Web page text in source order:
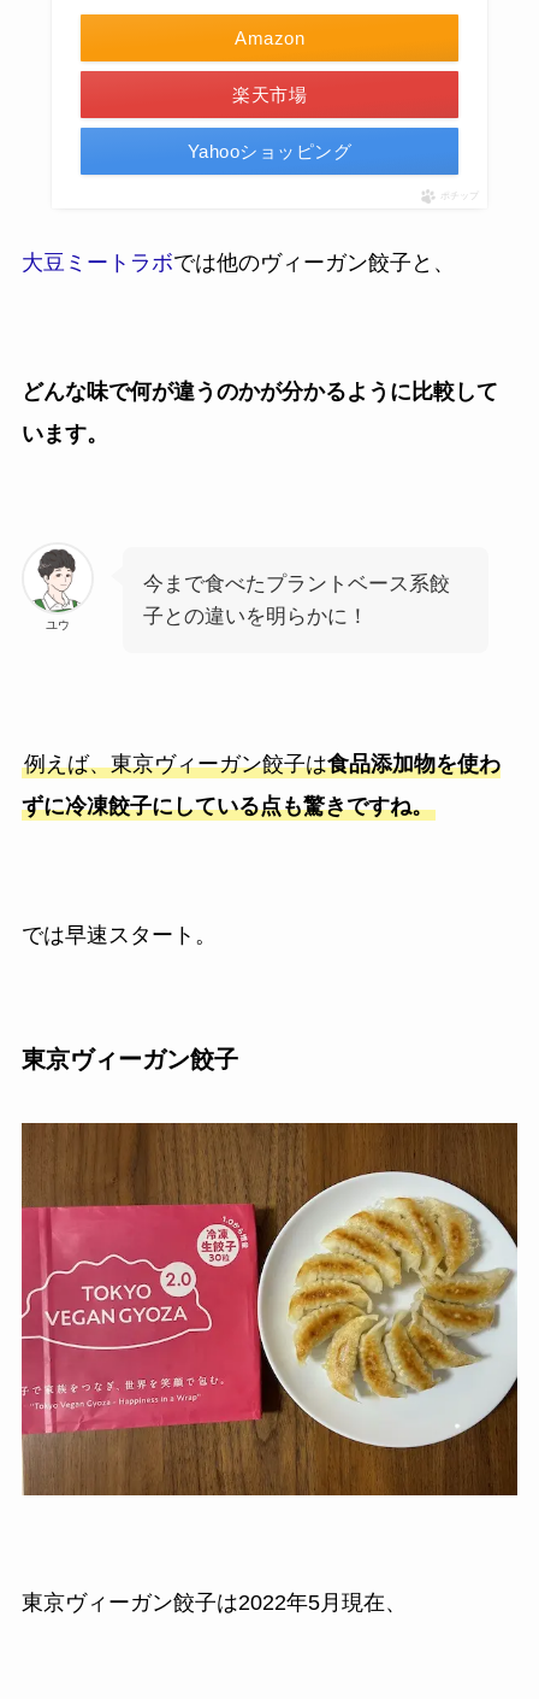
Amazon
楽天市場
Yahooショッピング
ポチップ
大豆ミートラボでは他のヴィーガン餃子と、
どんな味で何が違うのかが分かるように比較して
います。
ユウ
今まで食べたプラントベース系餃
子との違いを明らかに！
例えば、東京ヴィーガン餃子は食品添加物を使わ
ずに冷凍餃子にしている点も驚きですね。
では早速スタート。
東京ヴィーガン餃子
東京ヴィーガン餃子は2022年5月現在、